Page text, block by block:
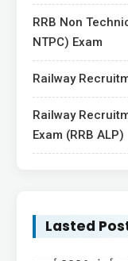
RRB Non
NTPC) Exam
Railway
Railway
Exam (RRB ALP)
Lasted